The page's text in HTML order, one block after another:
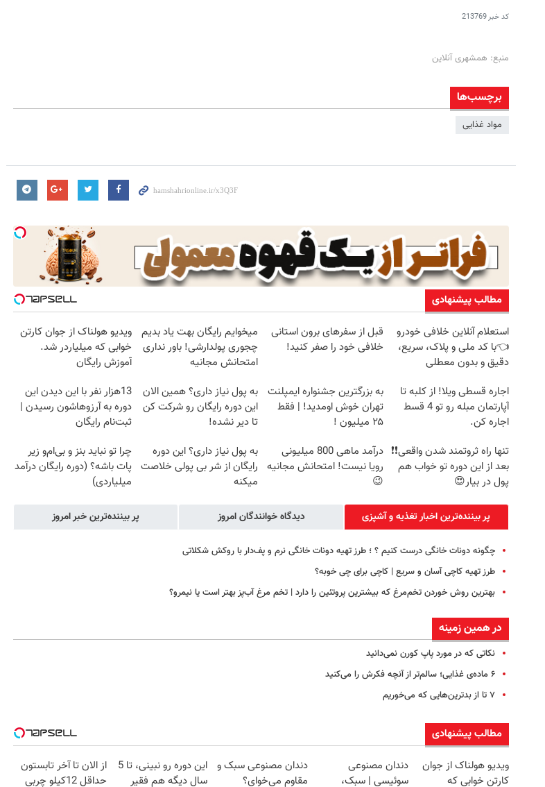
کد خبر213769
منبع: همشهری آنلاین
برچسب‌ها
مواد غذایی
مطالب پیشنهادی
استعلام آنلاین خلافی خودرو
👈با کد ملی و پلاک، سریع،
دقیق و بدون معطلی
قبل از سفرهای برون استانی
خلافی خود را صفر کنید!
میخوایم رایگان بهت یاد بدیم
چجوری پولدارشی! باور نداری
امتحانش مجانیه
ویدیو هولناک از جوان کارتن
خوابی که میلیاردر شد.
آموزش رایگان
اجاره‌ قسطی ویلا! از کلبه تا
آپارتمان مبله رو تو 4 قسط
اجاره کن.
به بزرگترین جشنواره ایمپلنت
تهران خوش اومدید! | فقط
۲۵ میلیون !
به پول نیاز داری؟ همین الان
این دوره رایگان رو شرکت کن
تا دیر نشده!
13هزار نفر با این دیدن این
دوره به آرزوهاشون رسیدن |
ثبت‌‌نام رایگان
تنها راه ثروتمند شدن واقعی❗❗
بعد از این دوره تو خواب هم
پول در بیار😍
درآمد ماهی 800 میلیونی
رویا نیست! امتحانش مجانیه
😉
به پول نیاز داری؟ این دوره
رایگان از شر بی پولی خلاصت
میکنه
چرا تو نباید بنز و بی‌ام‌و زیر
پات باشه؟ (دوره رایگان درآمد
میلیاردی)
پر بیننده‌ترین اخبار تغذیه و آشپزی دیدگاه خوانندگان امروز پر بیننده‌ترین خبر امروز
چگونه دونات خانگی درست کنیم ؟ ؛ طرز تهیه دونات خانگی نرم و پف‌دار با روکش شکلاتی
طرز تهیه کاچی آسان و سریع | کاچی برای چی خوبه؟
بهترین روش خوردن تخم‌مرغ که بیشترین پروتئین را دارد | تخم مرغ آب‌پز بهتر است یا نیمرو؟
در همین زمینه
نکاتی که در مورد پاپ کورن نمی‌دانید
۶ ماده‌ی غذایی؛ سالم‌تر از آنچه فکرش را می‌کنید
۷ تا از بدترین‌هایی که می‌خوریم
مطالب پیشنهادی
ویدیو هولناک از جوان
کارتن خوابی که
دندان مصنوعی
سوئیسی | سبک،
دندان مصنوعی سبک و
مقاوم می‌خوای؟
این دوره رو نبینی، تا 5
سال دیگه هم فقیر
از الان تا آخر تابستون
حداقل 12کیلو چربی